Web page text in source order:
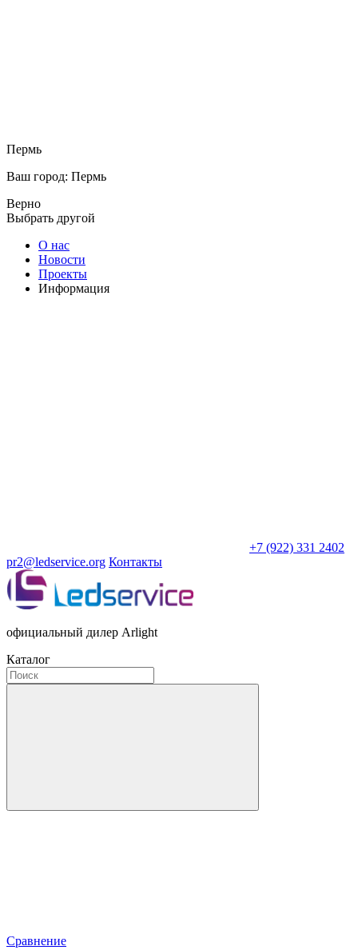
Пермь
Ваш город: Пермь
Верно
Выбрать другой
О нас
Новости
Проекты
Информация
+7 (922) 331 2402
pr2@ledservice.org Контакты
официальный дилер Arlight
Каталог
Сравнение